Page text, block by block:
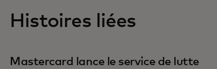
Histoires liées
Mastercard lance le service de lutte